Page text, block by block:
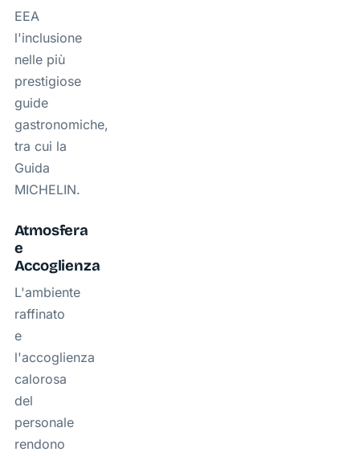
EEA
l'inclusione
nelle più
prestigiose
guide
gastronomiche,
tra cui la
Guida
MICHELIN.
Atmosfera
e
Accoglienza
L'ambiente
raffinato
e
l'accoglienza
calorosa
del
personale
rendono